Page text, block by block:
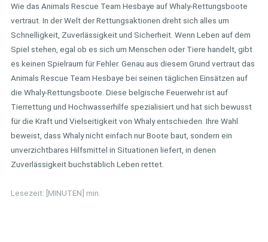
Wie das Animals Rescue Team Hesbaye auf Whaly-Rettungsboote
vertraut. In der Welt der Rettungsaktionen dreht sich alles um
Schnelligkeit, Zuverlässigkeit und Sicherheit. Wenn Leben auf dem
Spiel stehen, egal ob es sich um Menschen oder Tiere handelt, gibt
es keinen Spielraum für Fehler. Genau aus diesem Grund vertraut das
Animals Rescue Team Hesbaye bei seinen täglichen Einsätzen auf
die Whaly-Rettungsboote. Diese belgische Feuerwehr ist auf
Tierrettung und Hochwasserhilfe spezialisiert und hat sich bewusst
für die Kraft und Vielseitigkeit von Whaly entschieden. Ihre Wahl
beweist, dass Whaly nicht einfach nur Boote baut, sondern ein
unverzichtbares Hilfsmittel in Situationen liefert, in denen
Zuverlässigkeit buchstäblich Leben rettet.
Lesezeit: [MINUTEN] min.